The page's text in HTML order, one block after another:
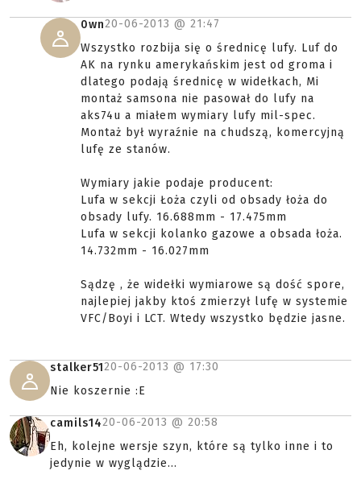
0wn20-06-2013 @ 21:47
Wszystko rozbija się o średnicę lufy. Luf do
AK na rynku amerykańskim jest od groma i
dlatego podają średnicę w widełkach, Mi
montaż samsona nie pasował do lufy na
aks74u a miałem wymiary lufy mil-spec.
Montaż był wyraźnie na chudszą, komercyjną
lufę ze stanów.
Wymiary jakie podaje producent:
Lufa w sekcji Łoża czyli od obsady łoża do
obsady lufy. 16.688mm - 17.475mm
Lufa w sekcji kolanko gazowe a obsada łoża.
14.732mm - 16.027mm
Sądzę , że widełki wymiarowe są dość spore,
najlepiej jakby ktoś zmierzył lufę w systemie
VFC/Boyi i LCT. Wtedy wszystko będzie jasne.
stalker5120-06-2013 @ 17:30
Nie koszernie :E
camils1420-06-2013 @ 20:58
Eh, kolejne wersje szyn, które są tylko inne i to
jedynie w wyglądzie...